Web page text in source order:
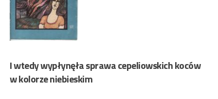
I wtedy wypłynęła sprawa cepeliowskich koców
w kolorze niebieskim